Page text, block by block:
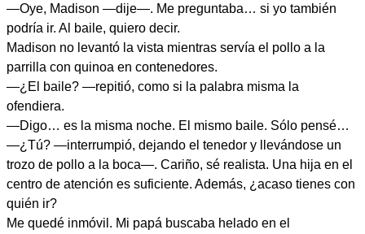
—Oye, Madison —dije—. Me preguntaba… si yo también
podría ir. Al baile, quiero decir.
Madison no levantó la vista mientras servía el pollo a la
parrilla con quinoa en contenedores.
—¿El baile? —repitió, como si la palabra misma la
ofendiera.
—Digo… es la misma noche. El mismo baile. Sólo pensé…
—¿Tú? —interrumpió, dejando el tenedor y llevándose un
trozo de pollo a la boca—. Cariño, sé realista. Una hija en el
centro de atención es suficiente. Además, ¿acaso tienes con
quién ir?
Me quedé inmóvil. Mi papá buscaba helado en el